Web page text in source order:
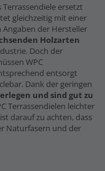
Terrassendiele ersetzt
gleichzeitig mit einer
Angaben der Hersteller
Holzarten
Doch der
WPC
entsorgt
Dank der geringen
und sind gut zu
Terrassendielen leichter
darauf zu achten, dass
Naturfasern und der